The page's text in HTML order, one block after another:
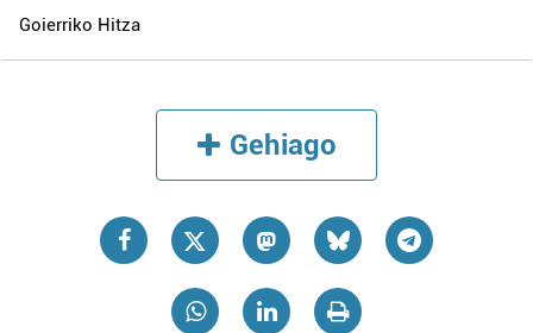
Goierriko Hitza
Gehiago